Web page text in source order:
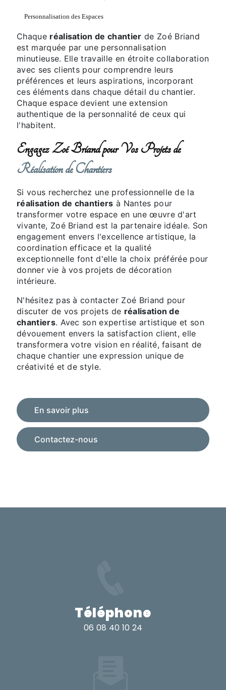
Personnalisation des Espaces
Chaque réalisation de chantier de Zoé Briand
est marquée par une personnalisation
minutieuse. Elle travaille en étroite collaboration
avec ses clients pour comprendre leurs
préférences et leurs aspirations, incorporant
ces éléments dans chaque détail du chantier.
Chaque espace devient une extension
authentique de la personnalité de ceux qui
l'habitent.
Engagez Zoé Briand pour Vos Projets de
Réalisation de Chantiers
Si vous recherchez une professionnelle de la
réalisation de chantiers à Nantes pour
transformer votre espace en une œuvre d'art
vivante, Zoé Briand est la partenaire idéale. Son
engagement envers l'excellence artistique, la
coordination efficace et la qualité
exceptionnelle font d'elle la choix préférée pour
donner vie à vos projets de décoration
intérieure.
N'hésitez pas à contacter Zoé Briand pour
discuter de vos projets de réalisation de
chantiers. Avec son expertise artistique et son
dévouement envers la satisfaction client, elle
transformera votre vision en réalité, faisant de
chaque chantier une expression unique de
créativité et de style.
En savoir plus
Contactez-nous
Téléphone
06 08 40 10 24